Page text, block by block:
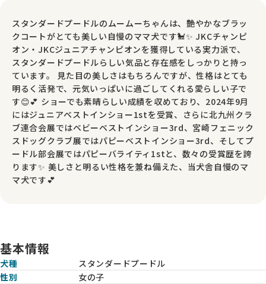
スタンダードプードルのムームーちゃんは、艶やかなブラッ
クコートがとても美しい自慢のママ犬です🐩✨ JKCチャンピ
オン・JKCジュニアチャンピオンを獲得している実力派で、
スタンダードプードルらしい気品と存在感をしっかりと持っ
ています。 見た目の美しさはもちろんですが、性格はとても
明るく活発で、元気いっぱいに過ごしてくれる愛らしい子で
す😊💕 ショーでも素晴らしい成績を収めており、2024年9月
にはジュニアベストインショー1stを受賞、さらに北九州クラ
ブ連合会展ではベビーベストインショー3rd、宮崎フェニック
スドッグクラブ展ではパピーベストインショー3rd、そしてプ
ードル部会展ではパピーバライティ1stと、数々の受賞歴を誇
ります✨ 美しさと明るい性格を兼ね備えた、当犬舎自慢のマ
マ犬です💕
基本情報
犬種
スタンダードプードル
性別
女の子